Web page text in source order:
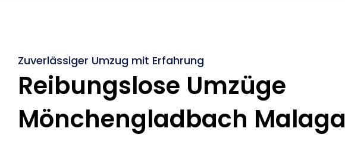
Zuverlässiger Umzug mit Erfahrung
Reibungslose Umzüge
Mönchengladbach Malaga